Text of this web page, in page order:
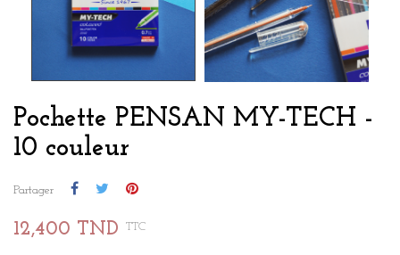
Pochette PENSAN MY-TECH -
10 couleur
Partager
12,400 TND TTC